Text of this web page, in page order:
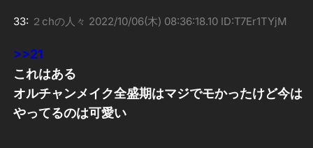
33: ２chの人々 2022/10/06(木) 08:36:18.10 ID:T7Er1TYjM
>>21
これはある
オルチャンメイク全盛期はマジでモかったけど今は
やってるのは可愛い